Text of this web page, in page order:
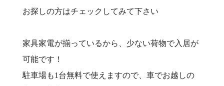
お探しの方はチェックしてみて下さい
家具家電が揃っているから、少ない荷物で入居が
可能です！
駐車場も1台無料で使えますので、車でお越しの